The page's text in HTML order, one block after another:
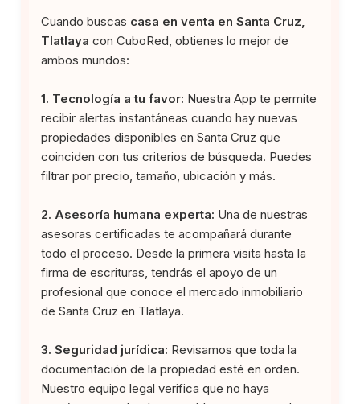
Cuando buscas casa en venta en Santa Cruz,
Tlatlaya con CuboRed, obtienes lo mejor de
ambos mundos:
1. Tecnología a tu favor: Nuestra App te permite
recibir alertas instantáneas cuando hay nuevas
propiedades disponibles en Santa Cruz que
coinciden con tus criterios de búsqueda. Puedes
filtrar por precio, tamaño, ubicación y más.
2. Asesoría humana experta: Una de nuestras
asesoras certificadas te acompañará durante
todo el proceso. Desde la primera visita hasta la
firma de escrituras, tendrás el apoyo de un
profesional que conoce el mercado inmobiliario
de Santa Cruz en Tlatlaya.
3. Seguridad jurídica: Revisamos que toda la
documentación de la propiedad esté en orden.
Nuestro equipo legal verifica que no haya